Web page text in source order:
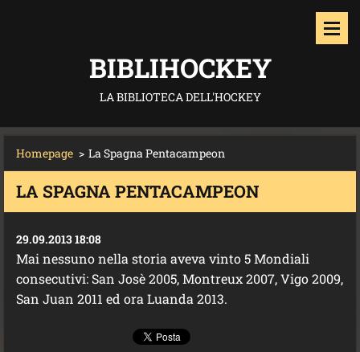
BIBLIHOCKEY
LA BIBLIOTECA DELL'HOCKEY
Homepage > La Spagna Pentacampeon
LA SPAGNA PENTACAMPEON
29.09.2013 18:08
Mai nessuno nella storia aveva vinto 5 Mondiali
consecutivi: San Josè 2005, Montreux 2007, Vigo 2009,
San Juan 2011 ed ora Luanda 2013.